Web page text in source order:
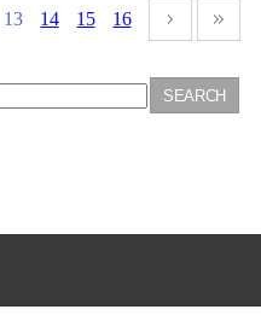
13 14 15 16